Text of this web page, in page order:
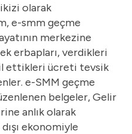
olarak
e-smm geçme
merkezine
erbapları, verdikleri
ettikleri ücreti tevsik
e-SMM geçme
belgeler, Gelir
anlık olarak
ekonomiyle